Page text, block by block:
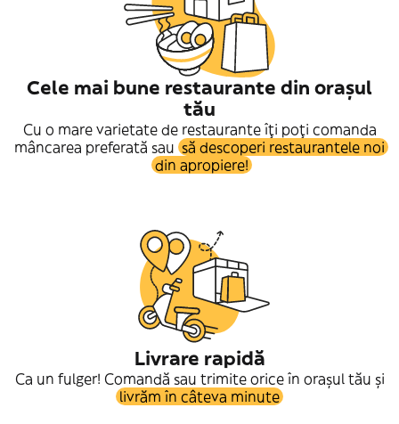
Cele mai bune restaurante din orașul
tău
Cu o mare varietate de restaurante îți poți comanda
mâncarea preferată sau să descoperi restaurantele noi
din apropiere!
Livrare rapidă
Ca un fulger! Comandă sau trimite orice în orașul tău și
livrăm în câteva minute